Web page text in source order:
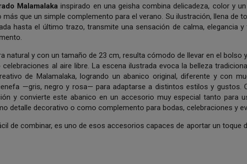
Malamalaka inspirado en una geisha combina delicadeza, color y
que un simple complemento para el verano. Su ilustración, llena de
hasta el último trazo, transmite una sensación de calma, elegancia
natural y con un tamaño de 23 cm, resulta cómodo de llevar en el bolso
al aire libre. La escena ilustrada evoca la belleza
de Malamalaka, logrando un abanico original, diferente y con
—gris, negro y rosa— para adaptarse a distintos estilos y gustos.
y convierte este abanico en un accesorio muy especial tanto para
detalle decorativo o como complemento para bodas, celebraciones y
de combinar, es uno de esos accesorios capaces de aportar un toque